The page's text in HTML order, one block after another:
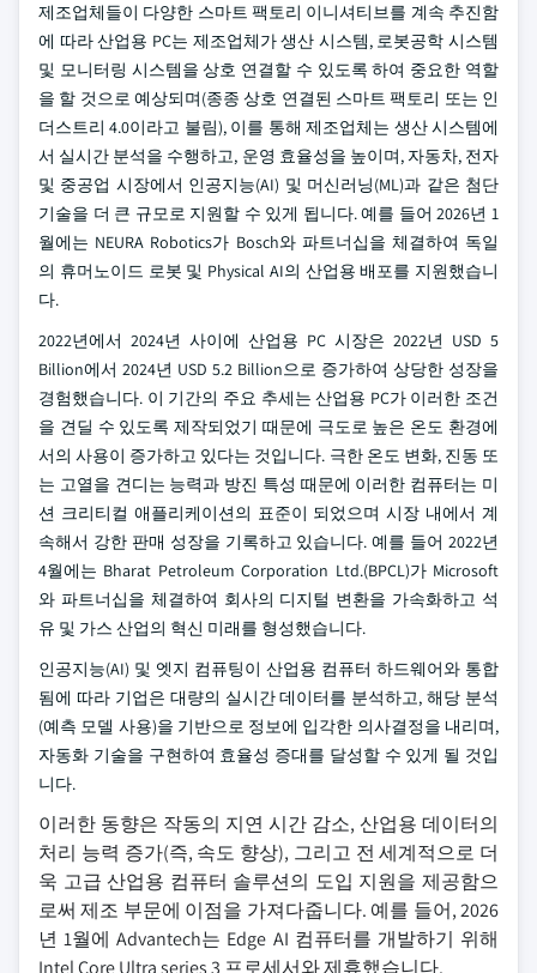
제조업체들이 다양한 스마트 팩토리 이니셔티브를 계속 추진함
에 따라 산업용 PC는 제조업체가 생산 시스템, 로봇공학 시스템
및 모니터링 시스템을 상호 연결할 수 있도록 하여 중요한 역할
을 할 것으로 예상되며(종종 상호 연결된 스마트 팩토리 또는 인
더스트리 4.0이라고 불림), 이를 통해 제조업체는 생산 시스템에
서 실시간 분석을 수행하고, 운영 효율성을 높이며, 자동차, 전자
및 중공업 시장에서 인공지능(AI) 및 머신러닝(ML)과 같은 첨단
기술을 더 큰 규모로 지원할 수 있게 됩니다. 예를 들어 2026년 1
월에는 NEURA Robotics가 Bosch와 파트너십을 체결하여 독일
의 휴머노이드 로봇 및 Physical AI의 산업용 배포를 지원했습니
다.
2022년에서 2024년 사이에 산업용 PC 시장은 2022년 USD 5
Billion에서 2024년 USD 5.2 Billion으로 증가하여 상당한 성장을
경험했습니다. 이 기간의 주요 추세는 산업용 PC가 이러한 조건
을 견딜 수 있도록 제작되었기 때문에 극도로 높은 온도 환경에
서의 사용이 증가하고 있다는 것입니다. 극한 온도 변화, 진동 또
는 고열을 견디는 능력과 방진 특성 때문에 이러한 컴퓨터는 미
션 크리티컬 애플리케이션의 표준이 되었으며 시장 내에서 계
속해서 강한 판매 성장을 기록하고 있습니다. 예를 들어 2022년
4월에는 Bharat Petroleum Corporation Ltd.(BPCL)가 Microsoft
와 파트너십을 체결하여 회사의 디지털 변환을 가속화하고 석
유 및 가스 산업의 혁신 미래를 형성했습니다.
인공지능(AI) 및 엣지 컴퓨팅이 산업용 컴퓨터 하드웨어와 통합
됨에 따라 기업은 대량의 실시간 데이터를 분석하고, 해당 분석
(예측 모델 사용)을 기반으로 정보에 입각한 의사결정을 내리며,
자동화 기술을 구현하여 효율성 증대를 달성할 수 있게 될 것입
니다.
이러한 동향은 작동의 지연 시간 감소, 산업용 데이터의
처리 능력 증가(즉, 속도 향상), 그리고 전 세계적으로 더
욱 고급 산업용 컴퓨터 솔루션의 도입 지원을 제공함으
로써 제조 부문에 이점을 가져다줍니다. 예를 들어, 2026
년 1월에 Advantech는 Edge AI 컴퓨터를 개발하기 위해
Intel Core Ultra series 3 프로세서와 제휴했습니다.